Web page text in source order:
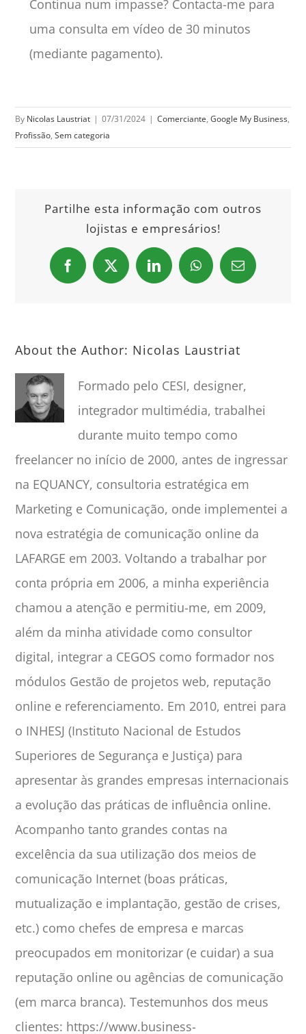
Continua num impasse? Contacta-me para
uma consulta em vídeo de 30 minutos
(mediante pagamento).
By Nicolas Laustriat | 07/31/2024 | Comerciante,Google My Business,
Profissão,Sem categoria
Partilhe esta informação com outros
lojistas e empresários!
Facebook
X LinkedInWhatsAppEmail
About the Author: Nicolas Laustriat
Formado pelo CESI, designer,
integrador multimédia, trabalhei
durante muito tempo como
freelancer no início de 2000, antes de ingressar
na EQUANCY, consultoria estratégica em
Marketing e Comunicação, onde implementei a
nova estratégia de comunicação online da
LAFARGE em 2003. Voltando a trabalhar por
conta própria em 2006, a minha experiência
chamou a atenção e permitiu-me, em 2009,
além da minha atividade como consultor
digital, integrar a CEGOS como formador nos
módulos Gestão de projetos web, reputação
online e referenciamento. Em 2010, entrei para
o INHESJ (Instituto Nacional de Estudos
Superiores de Segurança e Justiça) para
apresentar às grandes empresas internacionais
a evolução das práticas de influência online.
Acompanho tanto grandes contas na
excelência da sua utilização dos meios de
comunicação Internet (boas práticas,
mutualização e implantação, gestão de crises,
etc.) como chefes de empresa e marcas
preocupados em monitorizar (e cuidar) a sua
reputação online ou agências de comunicação
(em marca branca). Testemunhos dos meus
clientes: https://www.business-